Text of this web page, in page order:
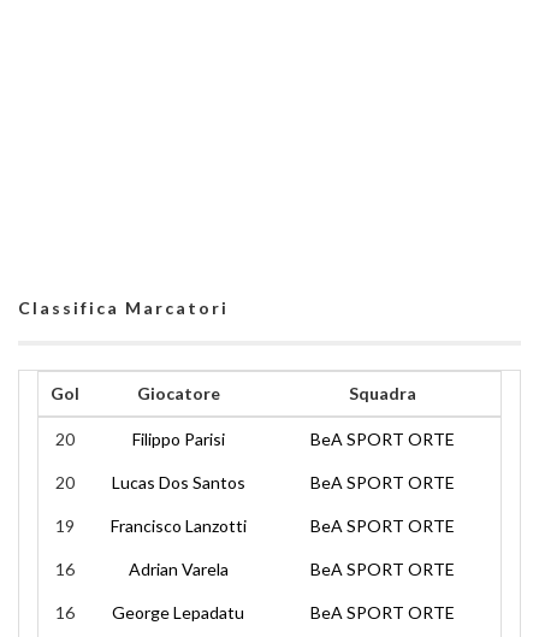
Classifica Marcatori
Gol Giocatore Squadra
20 Filippo Parisi BeA SPORT ORTE
20 Lucas Dos Santos BeA SPORT ORTE
19 Francisco Lanzotti BeA SPORT ORTE
16 Adrian Varela BeA SPORT ORTE
16 George Lepadatu BeA SPORT ORTE